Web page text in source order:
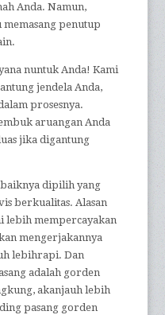
Anda. Namun,
memasang penutup
nuntuk Anda! Kami
jendela Anda,
prosesnya.
aruangan Anda
jika digantung
dipilih yang
berkualitas. Alasan
lebih mempercayakan
mengerjakannya
lebihrapi. Dan
adalah gorden
akanjauh lebih
pasang gorden